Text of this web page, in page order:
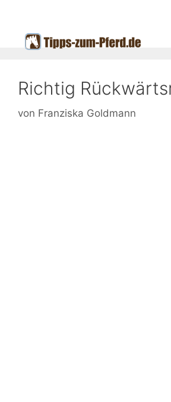
springen
Richtig
von Franziska Goldmann